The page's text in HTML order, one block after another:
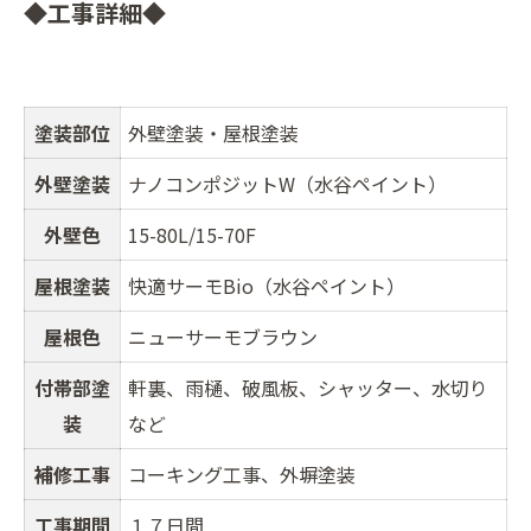
◆工事詳細◆
塗装部位
外壁塗装・屋根塗装
外壁塗装
ナノコンポジットW（水谷ペイント）
外壁色
15-80L/15-70F
屋根塗装
快適サーモBio（水谷ペイント）
屋根色
ニューサーモブラウン
付帯部塗
装
軒裏、雨樋、破風板、シャッター、水切り
など
補修工事
コーキング工事、外塀塗装
工事期間
１７日間